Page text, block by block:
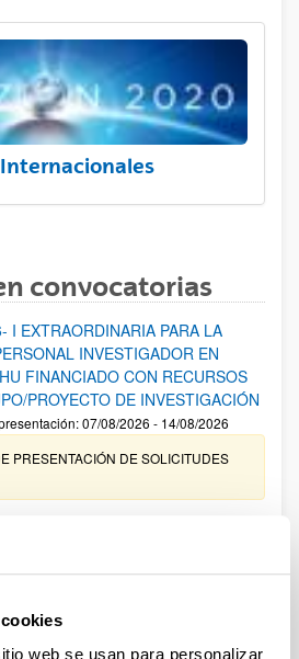
web se usan para personalizar
convocatorias
I EXTRAORDINARIA PARA LA
INVESTIGADOR EN
FINANCIADO CON RECURSOS
PROYECTO DE INVESTIGACIÓN
07/08/2026 - 14/08/2026
PRESENTACIÓN DE SOLICITUDES
de la adquisición y renovación de
fondos bibliográficos en la
de errores del listado provisional de
23/03/2026: Relación